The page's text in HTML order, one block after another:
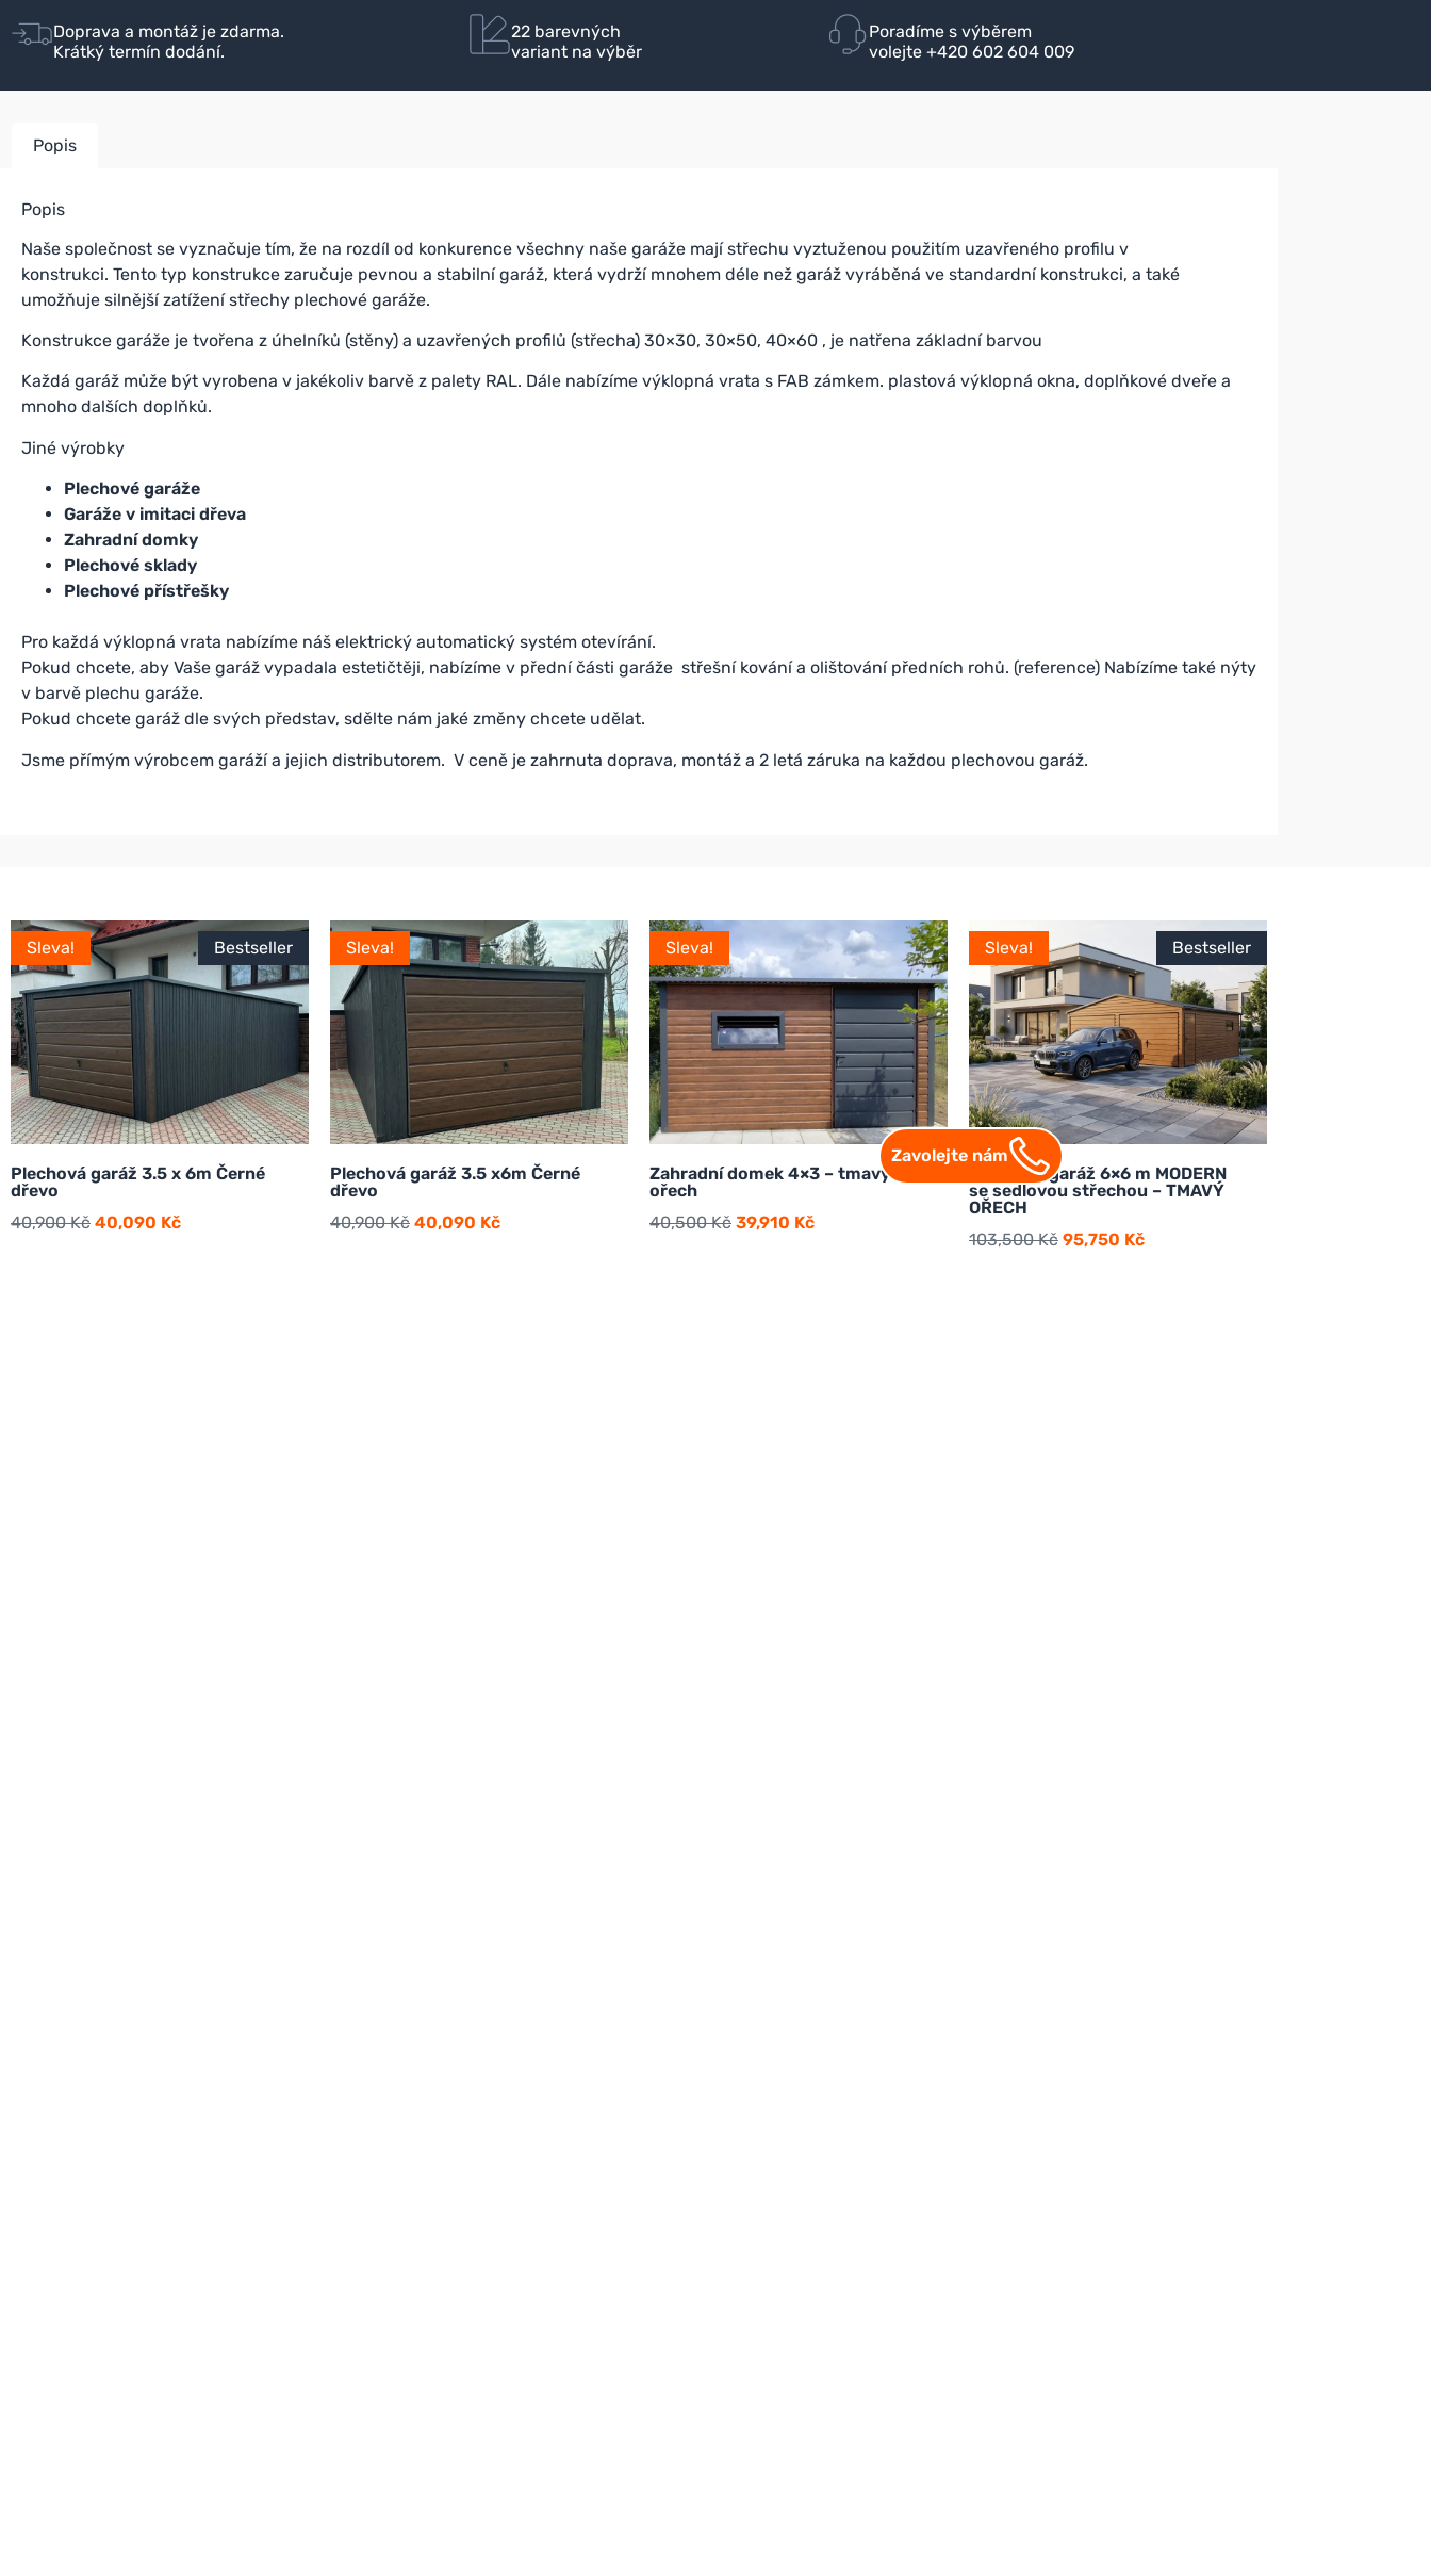
Doprava a montáž je zdarma.
Krátký termín dodání.
22 barevných
variant na výběr
Poradíme s výběrem
volejte +420 602 604 009
Popis
Popis
Naše společnost se vyznačuje tím, že na rozdíl od konkurence všechny naše garáže mají střechu vyztuženou použitím uzavřeného profilu v
konstrukci. Tento typ konstrukce zaručuje pevnou a stabilní garáž, která vydrží mnohem déle než garáž vyráběná ve standardní konstrukci, a také
umožňuje silnější zatížení střechy plechové garáže.
Konstrukce garáže je tvořena z úhelníků (stěny) a uzavřených profilů (střecha) 30×30, 30×50, 40×60 , je natřena základní barvou
Každá garáž může být vyrobena v jakékoliv barvě z palety RAL. Dále nabízíme výklopná vrata s FAB zámkem. plastová výklopná okna, doplňkové dveře a
mnoho dalších doplňků.
Jiné výrobky
Plechové garáže
Garáže v imitaci dřeva
Zahradní domky
Plechové sklady
Plechové přístřešky
Pro každá výklopná vrata nabízíme náš elektrický automatický systém otevírání.
Pokud chcete, aby Vaše garáž vypadala estetičtěji, nabízíme v přední části garáže střešní kování a olištování předních rohů. (reference) Nabízíme také nýty
v barvě plechu garáže.
Pokud chcete garáž dle svých představ, sdělte nám jaké změny chcete udělat.
Jsme přímým výrobcem garáží a jejich distributorem. V ceně je zahrnuta doprava, montáž a 2 letá záruka na každou plechovou garáž.
Sleva! Bestseller
Plechová garáž 3.5 x 6m Černé
dřevo
40,900Kč 40,090 Kč
Sleva!
Plechová garáž 3.5 x6m Černé
dřevo
40,900Kč 40,090 Kč
Sleva!
Zahradní domek 4×3 – tmavý
ořech
40,500Kč 39,910 Kč
Sleva! Bestseller
Plechová garáž 6×6 m MODERN
se sedlovou střechou – TMAVÝ
OŘECH
103,500Kč 95,750 Kč
Zavolejte nám